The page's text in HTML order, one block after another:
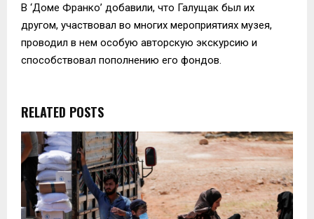
В ‘Доме Франко’ добавили, что Галущак был их
другом, участвовал во многих мероприятиях музея,
проводил в нем особую авторскую экскурсию и
способствовал пополнению его фондов.
RELATED POSTS